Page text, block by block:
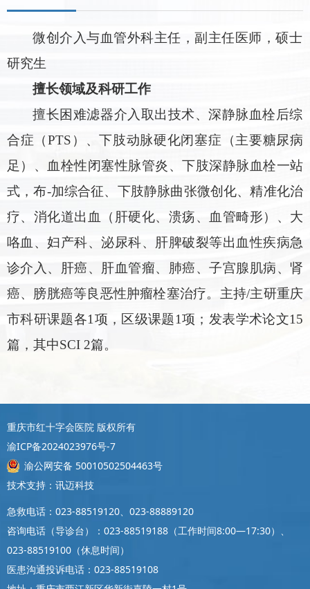
微创介入与血管外科主任，副主任医师 ，硕士
研究生
擅长领域及科研工作
擅长困难滤器介入取出技术、深静脉血栓后综
合症（PTS）、下肢动脉硬化闭塞症（主要糖尿病
足）、血栓性闭塞性脉管炎、下肢深静脉血栓一站
式，布-加综合征、下肢静脉曲张微创化、精准化治
疗、消化道出血（肝硬化、溃疡、血管畸形）、大
咯血、妇产科、泌尿科、肝脾破裂等出血性疾病急
诊介入、肝癌、肝血管瘤、肺癌、子宫腺肌病、肾
癌、膀胱癌等良恶性肿瘤栓塞治疗。主持/主研重庆
市科研课题各1项，区级课题1项；发表学术论文15
篇，其中SCI 2篇。
重庆市红十字会医院 版权所有
渝ICP备2024023976号-7
渝公网安备 50010502504463号
技术支持：讯迈科技
急救电话：023-88519120、023-88889120
咨询电话（导诊台）：023-88519188（工作时间8:00—17:30）、
023-88519100（休息时间）
医患沟通投诉电话：023-88519108